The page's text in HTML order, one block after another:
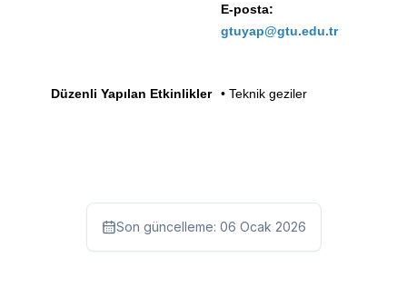
E-posta:
gtuyap@gtu.edu.tr
Düzenli Yapılan Etkinlikler • Teknik geziler
Son güncelleme: 06 Ocak 2026